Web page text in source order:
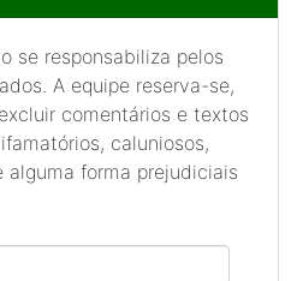
se responsabiliza pelos
A equipe reserva-se,
comentários e textos
caluniosos,
alguma forma prejudiciais